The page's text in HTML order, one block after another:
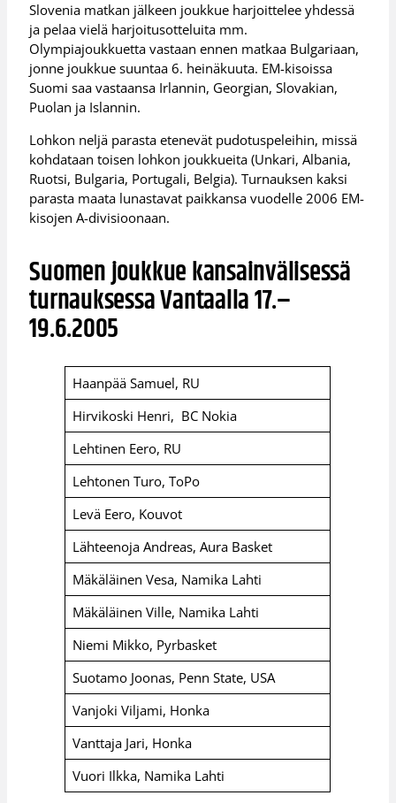
Slovenia matkan jälkeen joukkue harjoittelee yhdessä
ja pelaa vielä harjoitusotteluita mm.
Olympiajoukkuetta vastaan ennen matkaa Bulgariaan,
jonne joukkue suuntaa 6. heinäkuuta. EM-kisoissa
Suomi saa vastaansa Irlannin, Georgian, Slovakian,
Puolan ja Islannin.
Lohkon neljä parasta etenevät pudotuspeleihin, missä
kohdataan toisen lohkon joukkueita (Unkari, Albania,
Ruotsi, Bulgaria, Portugali, Belgia). Turnauksen kaksi
parasta maata lunastavat paikkansa vuodelle 2006 EM-
kisojen A-divisioonaan.
Suomen joukkue kansainvälisessä
turnauksessa Vantaalla 17.–
19.6.2005
Haanpää Samuel, RU
Hirvikoski Henri, BC Nokia
Lehtinen Eero, RU
Lehtonen Turo, ToPo
Levä Eero, Kouvot
Lähteenoja Andreas, Aura Basket
Mäkäläinen Vesa, Namika Lahti
Mäkäläinen Ville, Namika Lahti
Niemi Mikko, Pyrbasket
Suotamo Joonas, Penn State, USA
Vanjoki Viljami, Honka
Vanttaja Jari, Honka
Vuori Ilkka, Namika Lahti